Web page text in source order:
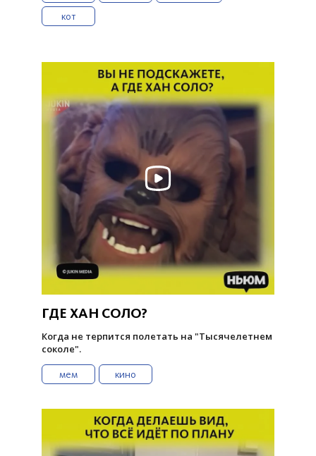
кот
ГДЕ ХАН СОЛО?
Когда не терпится полетать на "Тысячелетнем
соколе".
мем кино